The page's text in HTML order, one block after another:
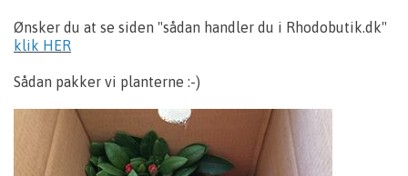
Ønsker du at se siden "sådan handler du i Rhodobutik.dk"
klik HER
Sådan pakker vi planterne :-)